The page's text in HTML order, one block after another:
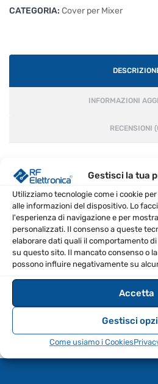
Gestisci la tua
Utilizziamo tecnologie come i cookie
alle informazioni del dispositivo. Lo
l'esperienza di navigazione e per
personalizzati. Il consenso a queste
elaborare dati quali il comportamento
su questo sito. Il mancato consenso o
possono influire negativamente su
Accetta
Gestisci
Come usiamo i Cookies
CATEGORIA: Cover per Mixer
INFORMAZIONI
RECENSIONI
Copertura antipolvere protettiva
CARATTERISTICHE PRINCIPALI
Per QSC TouchMix-30 Pro
Colore: Nero